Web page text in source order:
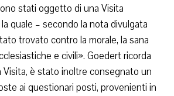
stati oggetto di una Visita
quale – secondo la nota divulgata
trovato contro la morale, la sana
e civili». Goedert ricorda
Visita, è stato inoltre consegnato un
ai questionari posti, provenienti in